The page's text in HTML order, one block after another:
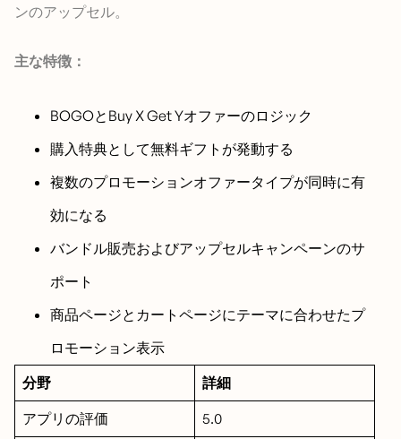
ンのアップセル。
主な特徴：
BOGOとBuy X Get Yオファーのロジック
購入特典として無料ギフトが発動する
複数のプロモーションオファータイプが同時に有
効になる
バンドル販売およびアップセルキャンペーンのサ
ポート
商品ページとカートページにテーマに合わせたプ
ロモーション表示
分野
詳細
アプリの評価
5.0